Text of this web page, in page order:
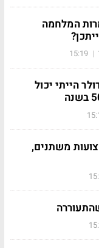
המלחמה
|
15:19
הייתי יכול
משתנים,